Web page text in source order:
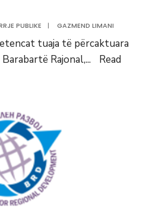
PUBLIKE | GAZMEND LIMANI
tuaja të përcaktuara
Rajonal,...
Read